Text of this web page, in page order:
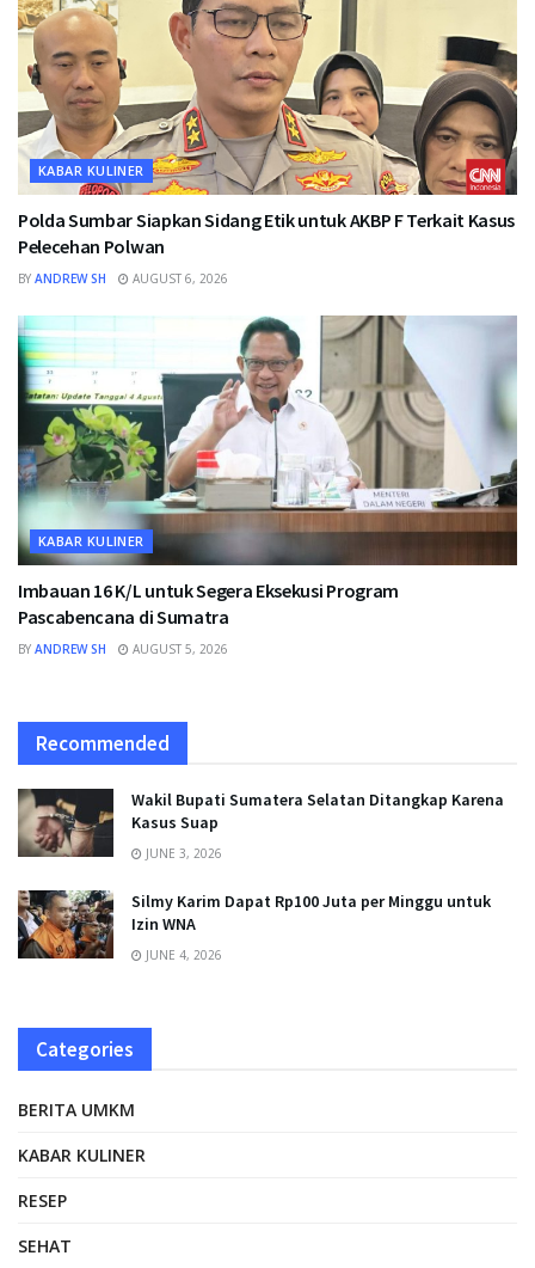
KABAR KULINER
Polda Sumbar Siapkan Sidang Etik untuk AKBP F Terkait Kasus
Pelecehan Polwan
BY ANDREW SH AUGUST 6, 2026
KABAR KULINER
Imbauan 16 K/L untuk Segera Eksekusi Program
Pascabencana di Sumatra
BY ANDREW SH AUGUST 5, 2026
Recommended
Wakil Bupati Sumatera Selatan Ditangkap Karena
Kasus Suap
JUNE 3, 2026
Silmy Karim Dapat Rp100 Juta per Minggu untuk
Izin WNA
JUNE 4, 2026
Categories
BERITA UMKM
KABAR KULINER
RESEP
SEHAT